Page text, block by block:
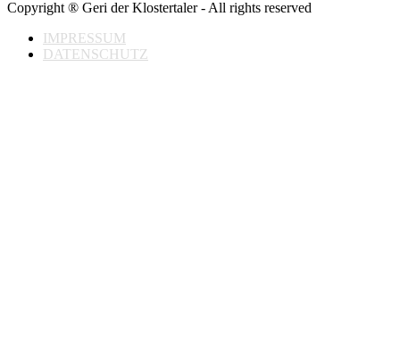
Copyright ® Geri der Klostertaler - All rights reserved
IMPRESSUM
DATENSCHUTZ